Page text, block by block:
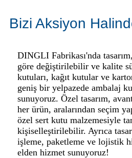
Bizi Aksiyon
DINGLI Fabrikası'nda
göre değiştirilebilir ve kalite
kutuları, kağıt kutular ve
geniş bir yelpazede ambalaj
sunuyoruz. Özel tasarım,
her ürün, aralarından seçim
özel sert kutu malzemesiyle
kişiselleştirilebilir. Ayrıca
işleme, paketleme ve lojistik
elden hizmet sunuyoruz!